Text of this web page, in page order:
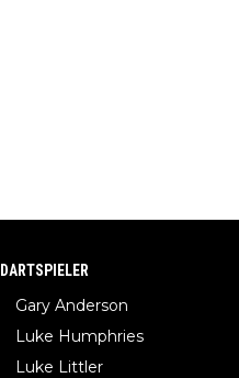
DARTSPIELER
Gary Anderson
Luke Humphries
Luke Littler